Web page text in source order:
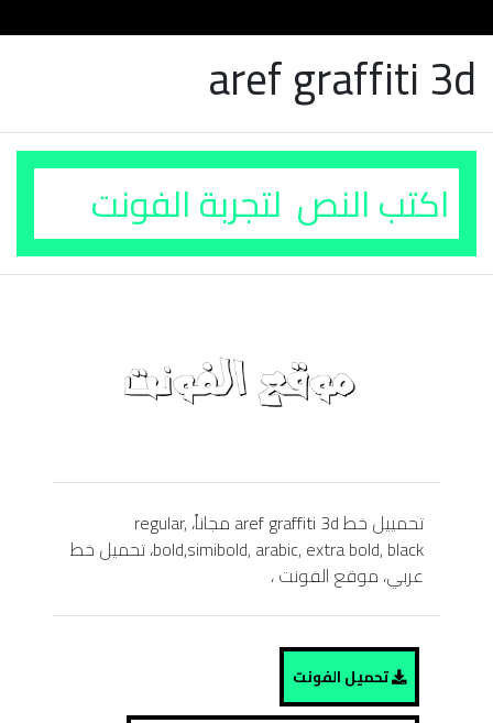
aref graffiti 3d
تحمييل خط aref graffiti 3d مجاناً، regular,
bold,simibold, arabic, extra bold, black، تحميل خط
عربي، موقع الفونت ،
تحميل الفونت